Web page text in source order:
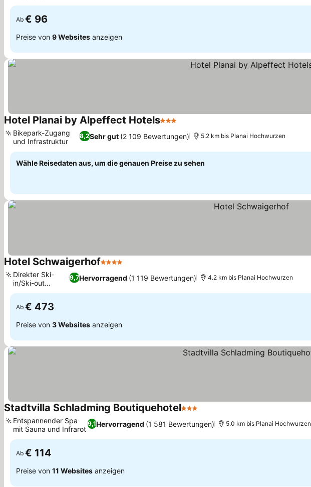
Ab € 96
Preise von 9 Websites anzeigen
Hotel Planai by Alpeffect Hotels3 Sterne
8,2Sehr gut (2 109 Bewertungen)
Bikepark-Zugang
und Infrastruktur
5.2 km bis Planai Hochwurzen
Wähle Reisedaten aus, um die genauen Preise zu sehen
Hotel Schwaigerhof4 Sterne
9,7Hervorragend (1 119 Bewertungen)
Direkter Ski-
in/Ski-out
Zugang
4.2 km bis Planai Hochwurzen
Ab € 473
Preise von 3 Websites anzeigen
Stadtvilla Schladming Boutiquehotel3 Sterne
9,1Hervorragend (1 581 Bewertungen)
Entspannender Spa
mit Sauna und Infrarot
5.0 km bis Planai Hochwurzen
Ab € 114
Preise von 11 Websites anzeigen